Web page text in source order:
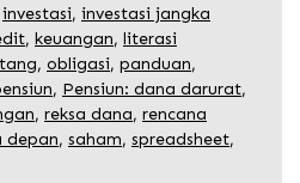
investasi, investasi jangka
, keuangan, literasi
, obligasi, panduan,
, Pensiun: dana darurat,
, reksa dana, rencana
depan, saham, spreadsheet,